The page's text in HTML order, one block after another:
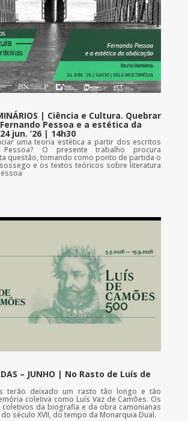
| Ciência e Cultura. Quebrar
Pessoa e a estética da
jun. ’26 | 14h30
uma teoria estética a partir dos escritos
O presente trabalho procura
questão, tomando como ponto de partida o
e os textos teóricos sobre literatura
– JUNHO | No Rasto de Luís de
terão deixado um rasto tão longo e tão
coletiva como Luís Vaz de Camões. Os
da biografia e da obra camonianas
século XVII, do tempo da Monarquia Dual.